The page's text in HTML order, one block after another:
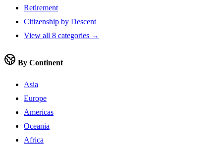
Retirement
Citizenship by Descent
View all 8 categories →
By Continent
Asia
Europe
Americas
Oceania
Africa